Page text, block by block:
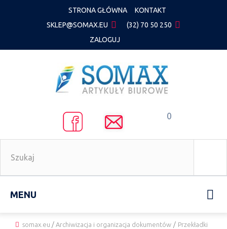
STRONA GŁÓWNA
KONTAKT
SKLEP@SOMAX.EU
(32) 70 50 250
ZALOGUJ
0
MENU
somax.eu / Archiwizacja i organizacja dokumentów / Przekładki